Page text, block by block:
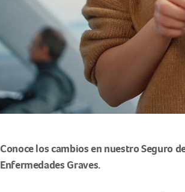
Conoce los cambios en nuestro Seguro
Enfermedades Graves.